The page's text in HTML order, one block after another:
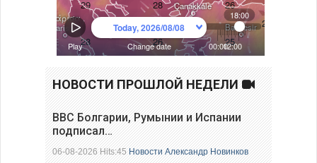
НОВОСТИ ПРОШЛОЙ НЕДЕЛИ
ВВС Болгарии, Румынии и Испании
подписал…
06-08-2026 Hits:45Новости Александр Новинков